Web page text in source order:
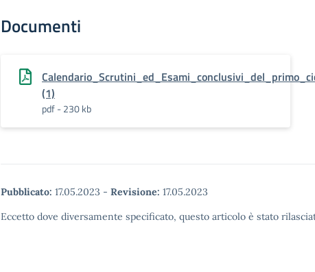
Documenti
(1)
pdf - 230 kb
Pubblicato: 17.05.2023 - Revisione: 17.05.2023
Eccetto dove diversamente specificato, questo articolo è stato